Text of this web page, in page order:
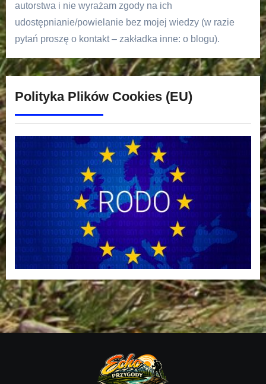
autorstwa i nie wyrażam zgody na ich
udostępnianie/powielanie bez mojej wiedzy (w razie
pytań proszę o kontakt – zakładka inne: o blogu).
Polityka Plików Cookies (EU)